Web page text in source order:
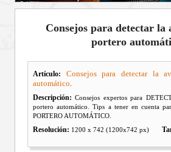
Consejos para detectar la
portero
Artículo:
Consejos para detectar la
automático.
Descripción: Consejos expertos para
portero automático. Tips a tener en cuenta
PORTERO AUTOMÁTICO.
Resolución: 1200 x 742 (1200x742 px)